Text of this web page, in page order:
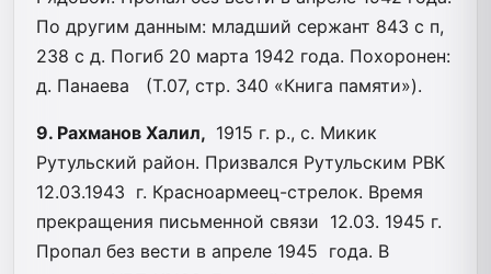
По другим данным: младший сержант 843 с п,
238 с д. Погиб 20 марта 1942 года. Похоронен:
д. Панаева (Т.07, стр. 340 «Книга памяти»).
9. Рахманов Халил, 1915 г. р., с. Микик
Рутульский район. Призвался Рутульским РВК
12.03.1943 г. Красноармеец-стрелок. Время
прекращения письменной связи 12.03. 1945 г.
Пропал без вести в апреле 1945 года. В